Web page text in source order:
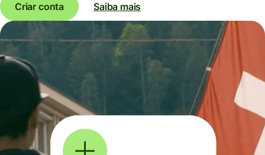
Criar conta
Saiba mais